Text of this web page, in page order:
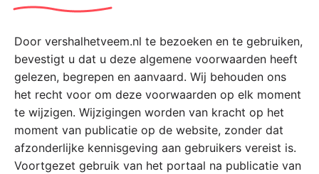
Door vershalhetveem.nl te bezoeken en te gebruiken,
bevestigt u dat u deze algemene voorwaarden heeft
gelezen, begrepen en aanvaard. Wij behouden ons
het recht voor om deze voorwaarden op elk moment
te wijzigen. Wijzigingen worden van kracht op het
moment van publicatie op de website, zonder dat
afzonderlijke kennisgeving aan gebruikers vereist is.
Voortgezet gebruik van het portaal na publicatie van